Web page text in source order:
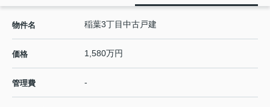
物件名 稲葉3丁目中古戸建
価格 1,580万円
管理費 -